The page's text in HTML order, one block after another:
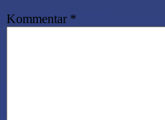
Kommentar *